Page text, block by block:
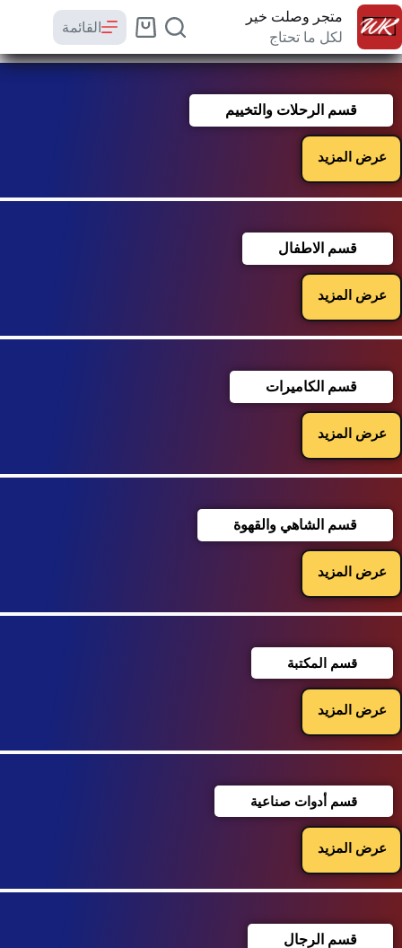
متجر وصلت خير
لكل ما تحتاج
القائمة
قسم الرحلات والتخييم
عرض المزيد
قسم الاطفال
عرض المزيد
قسم الكاميرات
عرض المزيد
قسم الشاهي والقهوة
عرض المزيد
قسم المكتبة
عرض المزيد
قسم أدوات صناعية
عرض المزيد
قسم الرجال